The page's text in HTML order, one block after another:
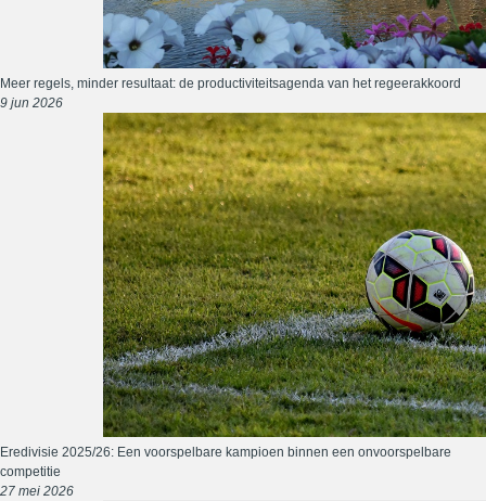
Meer regels, minder resultaat: de productiviteitsagenda van het regeerakkoord
9 jun 2026
Eredivisie 2025/26: Een voorspelbare kampioen binnen een onvoorspelbare
competitie
27 mei 2026